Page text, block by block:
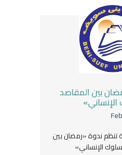
بين المقاصد
تنظم ندوة «رمضان بين
الإنساني»